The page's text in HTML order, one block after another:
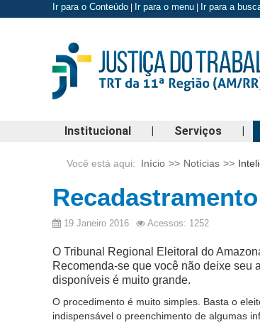
Ir para o Conteúdo Ir para o menu Ir para a
Institucional | Serviços |
Você está aqui: Início >> Notícias >>
19 Janeiro 2016 Acessos: 1252
O Tribunal Regional Eleitoral do
Recomenda-se que você não deixe seu
disponíveis é muito grande.
O procedimento é muito simples. Basta o
indispensável o preenchimento de algumas